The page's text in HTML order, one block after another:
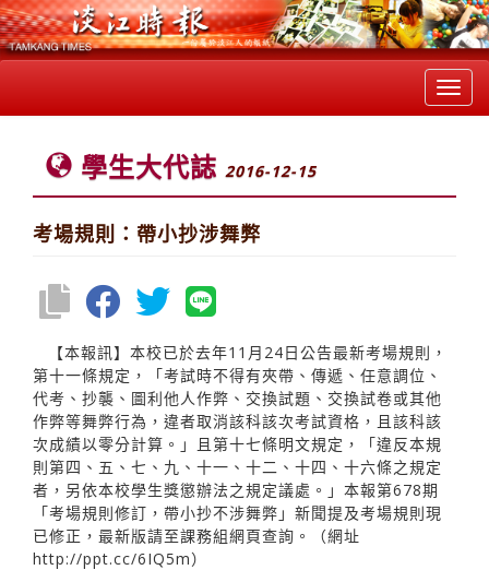
學生大代誌 2016-12-15
考場規則：帶小抄涉舞弊
【本報訊】本校已於去年11月24日公告最新考場規則，
第十一條規定，「考試時不得有夾帶、傳遞、任意調位、
代考、抄襲、圖利他人作弊、交換試題、交換試卷或其他
作弊等舞弊行為，違者取消該科該次考試資格，且該科該
次成績以零分計算。」且第十七條明文規定，「違反本規
則第四、五、七、九、十一、十二、十四、十六條之規定
者，另依本校學生獎懲辦法之規定議處。」本報第678期
「考場規則修訂，帶小抄不涉舞弊」新聞提及考場規則現
已修正，最新版請至課務組網頁查詢。（網址
http://ppt.cc/6IQ5m）